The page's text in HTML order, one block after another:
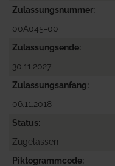
Zulassungsnummer
00A045-00
Zulassungsende
30.11.2027
Zulassungsanfang
06.11.2018
Status
Zugelassen
Piktogrammcode